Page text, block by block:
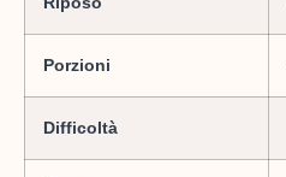
Porzioni
Difficoltà